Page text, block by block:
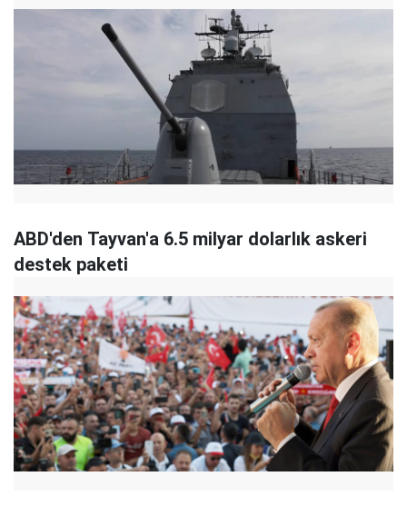
ABD'den Tayvan'a 6.5 milyar dolarlık askeri
destek paketi